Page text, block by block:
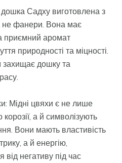
Садху виготовлена з
не фанери. Вона має
приємний аромат
природності та міцності.
дошку та
Мідні цвяхи є не лише
а й символізують
Вони мають властивість
а й енергію,
від негативу під час